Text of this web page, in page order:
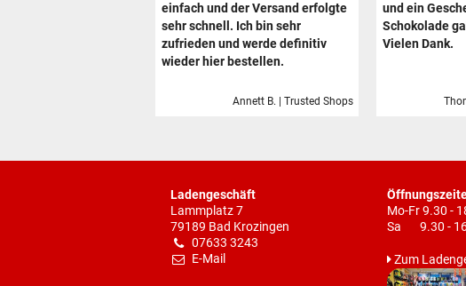
einfach und der Versand erfolgte
sehr schnell. Ich bin sehr
zufrieden und werde definitiv
wieder hier bestellen.
Annett B. | Trusted Shops
und ein
Schokolade
Vielen Dank.
Ladengeschäft
Lammplatz 7
79189 Bad Krozingen
07633 3243
E-Mail
Mo-Fr 9.30 -
Sa 9.30 -
Zum